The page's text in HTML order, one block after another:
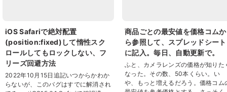
iOS Safariで絶対配置
(position:fixed)して惰性スク
ロールしてもロックしない、フ
リーズ回避方法
2022年10月15日追記いつからかわか
らないが、このバグはすでに解消され
商品ごとの最安値を価格コムか
ら参照して、スプレッドシート
に記入。毎日、自動更新で。
ふと、カメラレンズの価格が知りた
なった。その数、50本くらい。い
や、もっと増えるだろう。価格コム